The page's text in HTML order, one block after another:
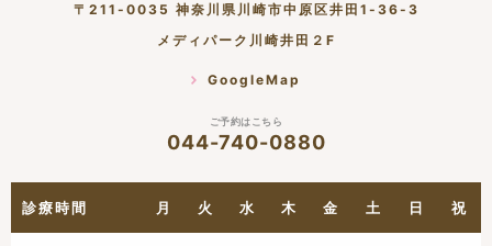
〒211-0035 神奈川県川崎市中原区井田1-36-3
メディパーク川崎井田２F
GoogleMap
ご予約はこちら
044-740-0880
診療時間 月 火 水 木 金 土 日 祝